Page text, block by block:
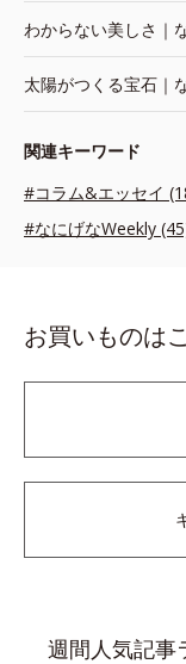
わからない美しさ｜
太陽がつくる宝石｜
関連キーワード
#コラム&エッセイ
#なにげなWeekly
お買いものは
週間人気記事